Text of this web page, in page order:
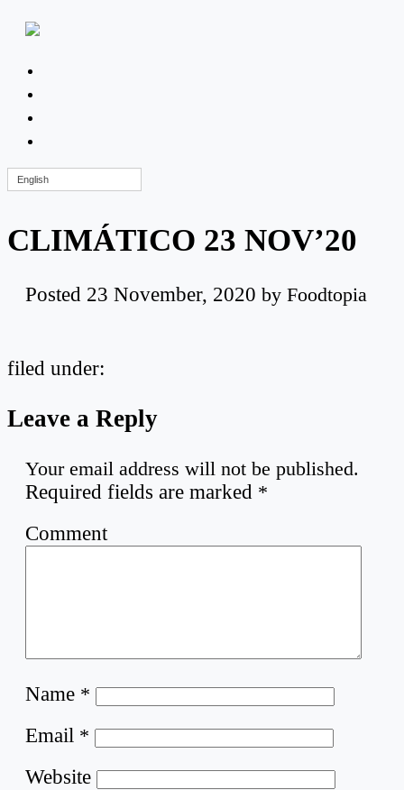
English
CLIMÁTICO 23 NOV’20
Posted 23 November, 2020 by Foodtopia
filed under:
Leave a Reply
Your email address will not be published.
Required fields are marked *
Comment
Name *
Email *
Website